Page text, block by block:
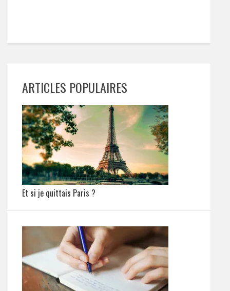
ARTICLES POPULAIRES
Et si je quittais Paris ?